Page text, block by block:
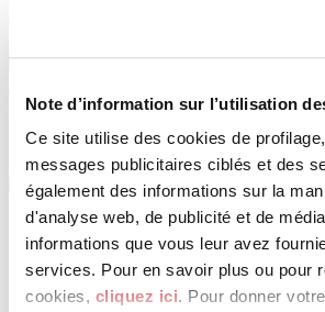
Note d’information sur l’utilisation
Ce site utilise des cookies de
messages publicitaires ciblés et des
également des informations sur la
d'analyse web, de publicité et de
informations que vous leur avez
services. Pour en savoir plus ou pour
cookies, cliquez ici. Pour donner